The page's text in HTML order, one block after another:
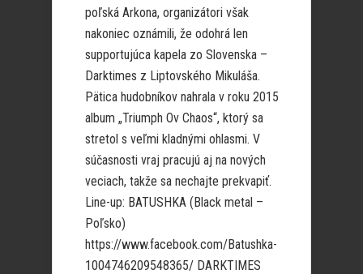
poľská Arkona, organizátori však
nakoniec oznámili, že odohrá len
supportujúca kapela zo Slovenska –
Darktimes z Liptovského Mikuláša.
Pätica hudobníkov nahrala v roku 2015
album „Triumph Ov Chaos“, ktorý sa
stretol s veľmi kladnými ohlasmi. V
súčasnosti vraj pracujú aj na nových
veciach, takže sa nechajte prekvapiť.
Line-up: BATUSHKA (Black metal –
Poľsko)
https://www.facebook.com/Batushka-
1004746209548365/ DARKTIMES